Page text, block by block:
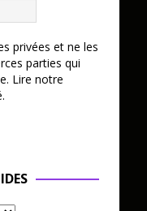
privées et ne les
parties qui
Lire notre